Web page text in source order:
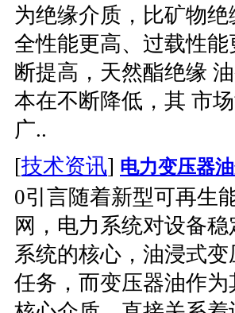
为绝缘介质，比矿物
全性能更高、过载性
断提高，天然酯绝缘
本在不断降低，其 市
广..
[技术资讯] 电力变压器
0引言随着新型可再生
网，电力系统对设备
系统的核心，油浸式
任务，而变压器油作